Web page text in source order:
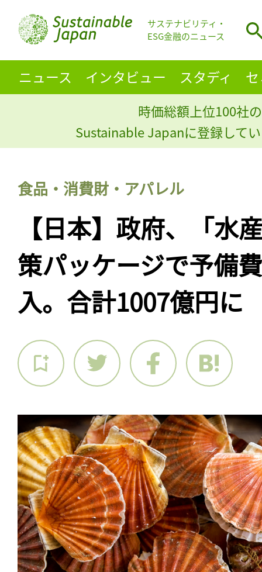
サステナビリティ・
ESG金融のニュース
ニュース インタビュー スタディ
時価総額上位100社
Sustainable Japanに登録して
食品・消費財・アパレル
【日本】政府、「水
策パッケージで予備
入。合計1007億円に